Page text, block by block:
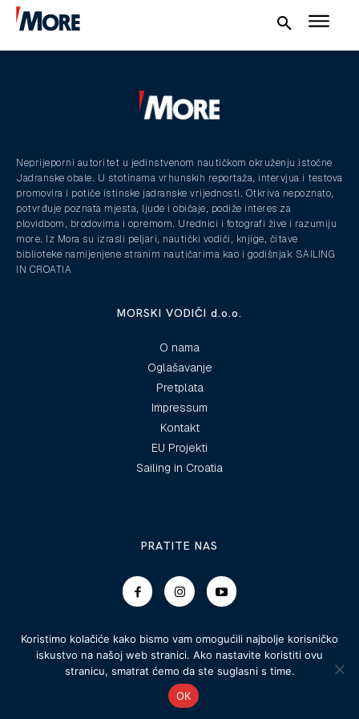
PLOVIDBA
SPIZA
VELIKE PRIČE
Neprijeporni autoritet u jedinstvenom nautičkom okruženju istočne
Jadranske obale. U stotinama vrhunskih reportaža, intervjua i testova
promovira i potiče istinske jadranske vrijednosti. Otkriva nepoznato,
potvrđuje poznata mjesta, ljude i običaje, podiže interes za
plovidbom, brodovima i opremom. Urednici i fotografi žive i razumiju
more. Iz Mora su izrasli peljari, nautički vodiči, knjige, čitave
biblioteke namijenjene stranim nautičarima kao i godišnjak SAILING
IN CROATIA
MORSKI VODIČI d.o.o.
O nama
Oglašavanje
Pretplata
Impressum
Kontakt
EU Projekti
Sailing in Croatia
PRATITE NAS
© 2025 Morski vodiči
Koristimo kolačiće kako bismo vam omogućili najbolje korisničko
iskustvo na našoj web stranici. Ako nastavite koristiti ovu
stranicu, smatrat ćemo da ste suglasni s time.
OK